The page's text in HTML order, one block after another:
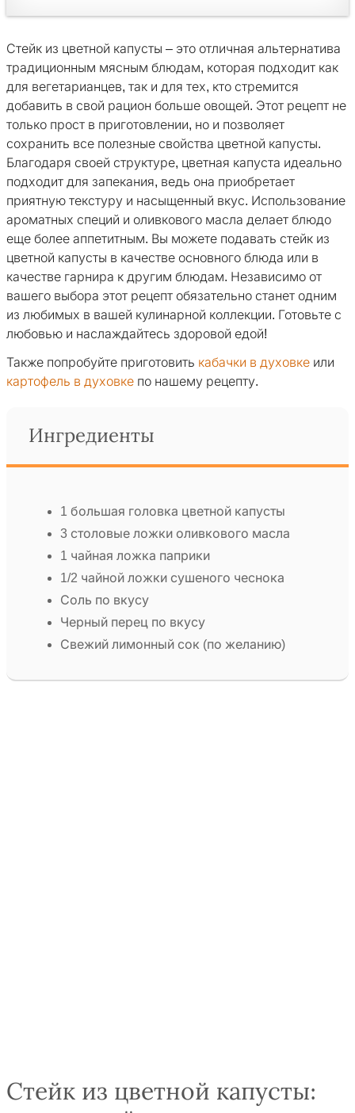
Стейк из цветной капусты – это отличная альтернатива
традиционным мясным блюдам, которая подходит как
для вегетарианцев, так и для тех, кто стремится
добавить в свой рацион больше овощей. Этот рецепт не
только прост в приготовлении, но и позволяет
сохранить все полезные свойства цветной капусты.
Благодаря своей структуре, цветная капуста идеально
подходит для запекания, ведь она приобретает
приятную текстуру и насыщенный вкус. Использование
ароматных специй и оливкового масла делает блюдо
еще более аппетитным. Вы можете подавать стейк из
цветной капусты в качестве основного блюда или в
качестве гарнира к другим блюдам. Независимо от
вашего выбора этот рецепт обязательно станет одним
из любимых в вашей кулинарной коллекции. Готовьте с
любовью и наслаждайтесь здоровой едой!
Также попробуйте приготовить кабачки в духовке или
картофель в духовке по нашему рецепту.
Ингредиенты
1 большая головка цветной капусты
3 столовые ложки оливкового масла
1 чайная ложка паприки
1/2 чайной ложки сушеного чеснока
Соль по вкусу
Черный перец по вкусу
Свежий лимонный сок (по желанию)
Стейк из цветной капусты: